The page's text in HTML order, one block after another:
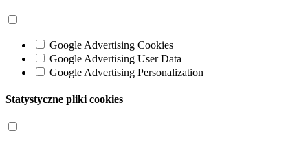
Google Advertising Cookies
Google Advertising User Data
Google Advertising Personalization
Statystyczne pliki cookies